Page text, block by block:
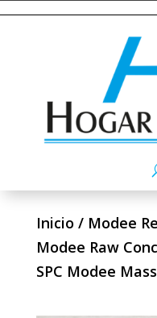
Inicio / Modee
Modee Raw
SPC Modee